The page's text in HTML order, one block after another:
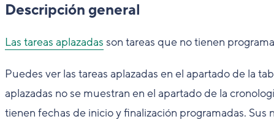
Descripción general
Las tareas aplazadas son tareas que no tienen
Puedes ver las tareas aplazadas en el apartado de la
aplazadas no se muestran en el apartado de la
tienen fechas de inicio y finalización programadas.